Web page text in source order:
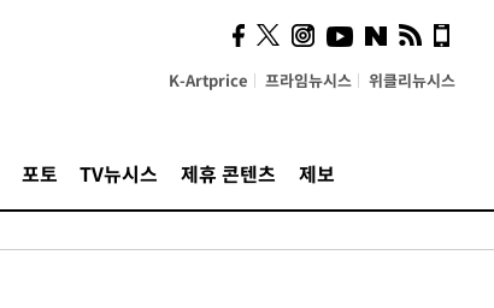
K-Artprice 프라임뉴시스 위클리뉴시스
포토 TV뉴시스 제휴 콘텐츠 제보
시, 스마트폰 액세서리에
NFC 더했다